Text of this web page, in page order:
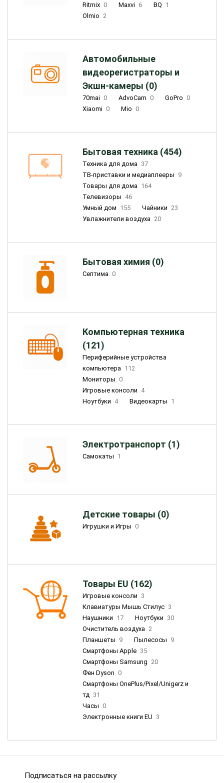
Ritmix 0 Maxvi 6 BQ 1
Olmio 2
Автомобильные
видеорегистраторы и
Экшн-камеры (0)
70mai 0 AdvoCam 0 GoPro 0
Xiaomi 0 Mio 0
Бытовая техника (454)
Техника для дома 37
ТВ-приставки и медиаплееры 9
Товары для дома 164
Телевизоры 46
Умный дом 155 Чайники 23
Увлажнители воздуха 20
Бытовая химия (0)
Септима 0
Компьютерная техника
(121)
Периферийные устройства
компьютера 112
Мониторы 0
Игровые консоли 4
Ноутбуки 4 Видеокарты 1
Электротранспорт (1)
Самокаты 1
Детские товары (0)
Игрушки и Игры 0
Товары EU (162)
Игровые консоли 3
Клавиатуры Мышь Стилус 3
Наушники 17 Ноутбуки 30
Очиститель воздуха 2
Планшеты 9 Пылесосы 9
Смартфоны Apple 35
Смартфоны Samsung 20
Фен Dyson 0
Смартфоны OnePlus/Pixel/Unigerz и
тд 31
Часы 0
Электронные книги EU 3
Подписаться на рассылку